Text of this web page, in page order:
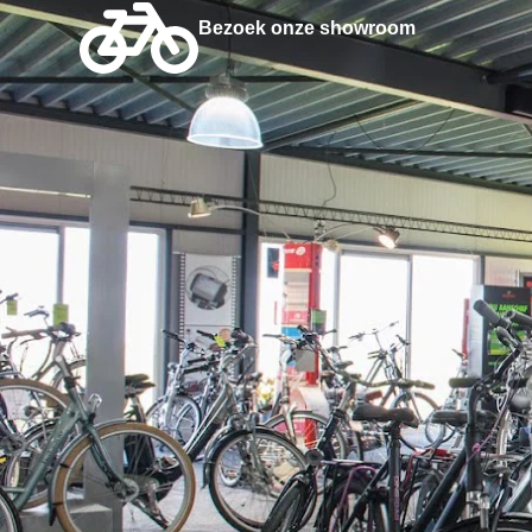
Bezoek onze showroom